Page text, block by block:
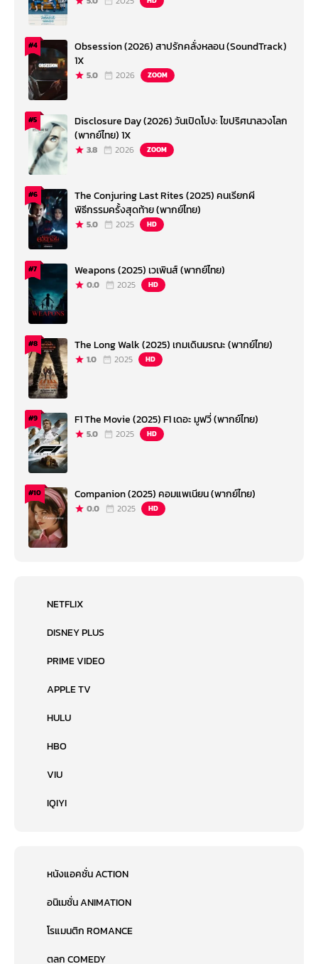
#4
Obsession (2026) สาปรักคลั่งหลอน (SoundTrack)
1X
5.0 2026 ZOOM
#5
Disclosure Day (2026) วันเปิดโปง: ไขปริศนาลวงโลก
(พากย์ไทย) 1X
3.8 2026 ZOOM
#6
The Conjuring Last Rites (2025) คนเรียกผี
พิธีกรรมครั้งสุดท้าย (พากย์ไทย)
5.0 2025 HD
#7 Weapons (2025) เวเพินส์ (พากย์ไทย)
0.0 2025 HD
#8 The Long Walk (2025) เกมเดินมรณะ (พากย์ไทย)
1.0 2025 HD
#9 F1 The Movie (2025) F1 เดอะ มูฟวี่ (พากย์ไทย)
5.0 2025 HD
#10 Companion (2025) คอมแพเนียน (พากย์ไทย)
0.0 2025 HD
NETFLIX
DISNEY PLUS
PRIME VIDEO
APPLE TV
HULU
HBO
VIU
IQIYI
หนังแอคชั่น ACTION
อนิเมชั่น ANIMATION
โรแมนติก ROMANCE
ตลก COMEDY